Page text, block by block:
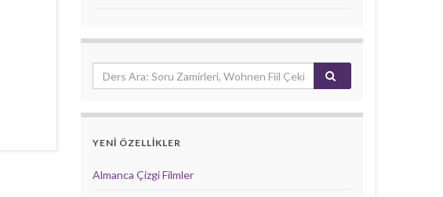
YENİ ÖZELLİKLER
Almanca Çizgi Filmler